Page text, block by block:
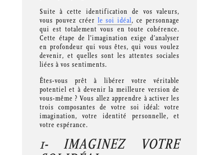
Suite à cette identification de vos valeurs,
vous pouvez créer le soi idéal, ce personnage
qui est totalement vous en toute cohérence.
Cette étape de l’imagination exige d’analyser
en profondeur qui vous êtes, qui vous voulez
devenir, et quelles sont les attentes sociales
liées à vos sentiments.
Êtes-vous prêt à libérer votre véritable
potentiel et à devenir la meilleure version de
vous-même ? Vous allez apprendre à activer les
trois composantes de votre soi idéal: votre
imagination, votre identité personnelle, et
votre espérance.
1- IMAGINEZ VOTRE